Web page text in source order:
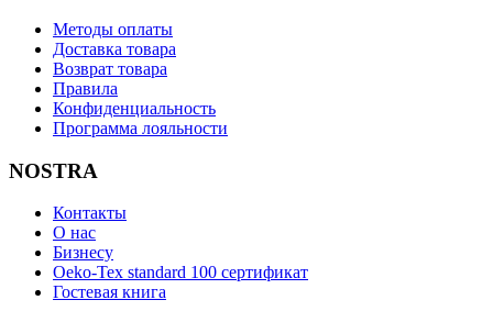
Методы оплаты
Доставка товара
Возврат товара
Правила
Конфиденциальность
Программа лояльности
NOSTRA
Контакты
О нас
Бизнесу
Oeko-Tex standard 100 сертификат
Гостевая книга